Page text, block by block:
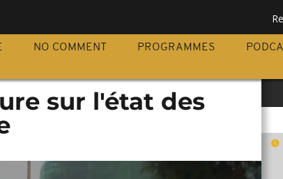
NO COMMENT PROGRAMMES
sur l'état des